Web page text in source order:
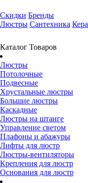
Скидки Бренды
Люстры Сантехника
Каталог Товаров
Люстры
Потолочные
Подвесные
Хрустальные люстры
Большие люстры
Каскадные
Люстры на штанге
Управление светом
Плафоны и абажуры
Лифты для люстр
Люстры-вентиляторы
Крепления для люстр
Основания для люстр